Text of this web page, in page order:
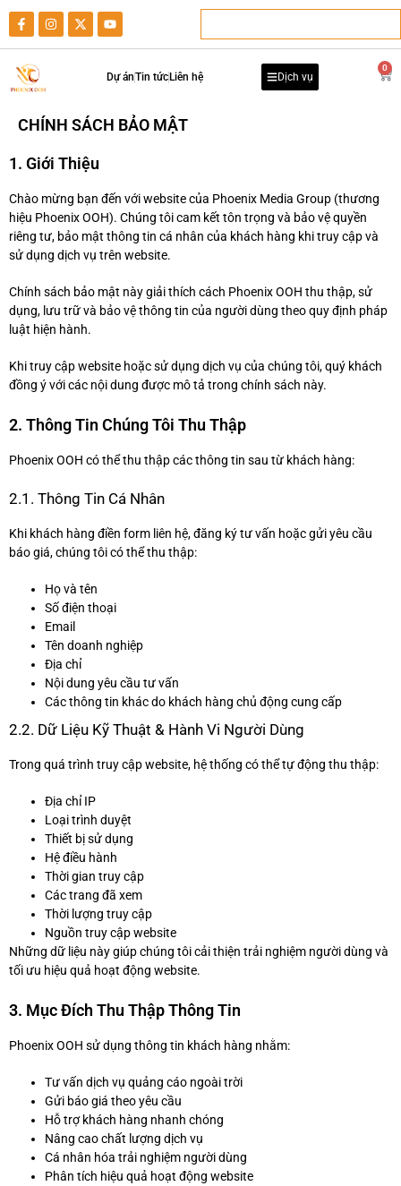
Dự ánTin tức Liên hệ Dịch vụ
0
CHÍNH SÁCH BẢO MẬT
1. Giới Thiệu
Chào mừng bạn đến với website của Phoenix Media Group (thương
hiệu Phoenix OOH). Chúng tôi cam kết tôn trọng và bảo vệ quyền
riêng tư, bảo mật thông tin cá nhân của khách hàng khi truy cập và
sử dụng dịch vụ trên website.
Chính sách bảo mật này giải thích cách Phoenix OOH thu thập, sử
dụng, lưu trữ và bảo vệ thông tin của người dùng theo quy định pháp
luật hiện hành.
Khi truy cập website hoặc sử dụng dịch vụ của chúng tôi, quý khách
đồng ý với các nội dung được mô tả trong chính sách này.
2. Thông Tin Chúng Tôi Thu Thập
Phoenix OOH có thể thu thập các thông tin sau từ khách hàng:
2.1. Thông Tin Cá Nhân
Khi khách hàng điền form liên hệ, đăng ký tư vấn hoặc gửi yêu cầu
báo giá, chúng tôi có thể thu thập:
Họ và tên
Số điện thoại
Email
Tên doanh nghiệp
Địa chỉ
Nội dung yêu cầu tư vấn
Các thông tin khác do khách hàng chủ động cung cấp
2.2. Dữ Liệu Kỹ Thuật & Hành Vi Người Dùng
Trong quá trình truy cập website, hệ thống có thể tự động thu thập:
Địa chỉ IP
Loại trình duyệt
Thiết bị sử dụng
Hệ điều hành
Thời gian truy cập
Các trang đã xem
Thời lượng truy cập
Nguồn truy cập website
Những dữ liệu này giúp chúng tôi cải thiện trải nghiệm người dùng và
tối ưu hiệu quả hoạt động website.
3. Mục Đích Thu Thập Thông Tin
Phoenix OOH sử dụng thông tin khách hàng nhằm:
Tư vấn dịch vụ quảng cáo ngoài trời
Gửi báo giá theo yêu cầu
Hỗ trợ khách hàng nhanh chóng
Nâng cao chất lượng dịch vụ
Cá nhân hóa trải nghiệm người dùng
Phân tích hiệu quả hoạt động website